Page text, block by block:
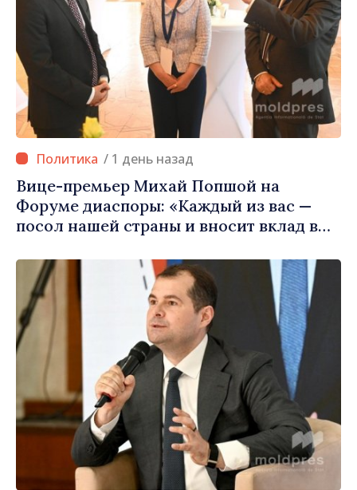
/ 1 день назад
Вице-премьер Михай Попшой на
Форуме диаспоры: «Каждый из вас —
посол нашей страны и вносит вклад в
Молдова»